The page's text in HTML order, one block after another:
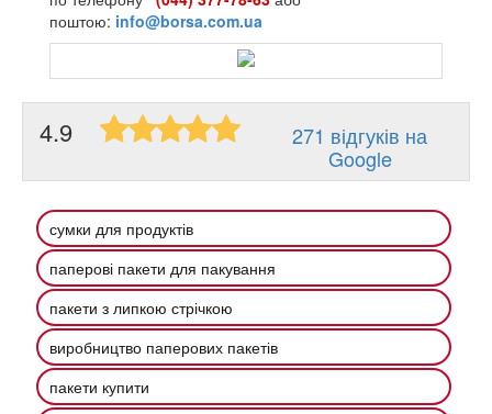
поштою: info@borsa.com.ua
4.9
271 відгуків на
Google
сумки для продуктів
паперові пакети для пакування
пакети з липкою стрічкою
виробництво паперових пакетів
пакети купити